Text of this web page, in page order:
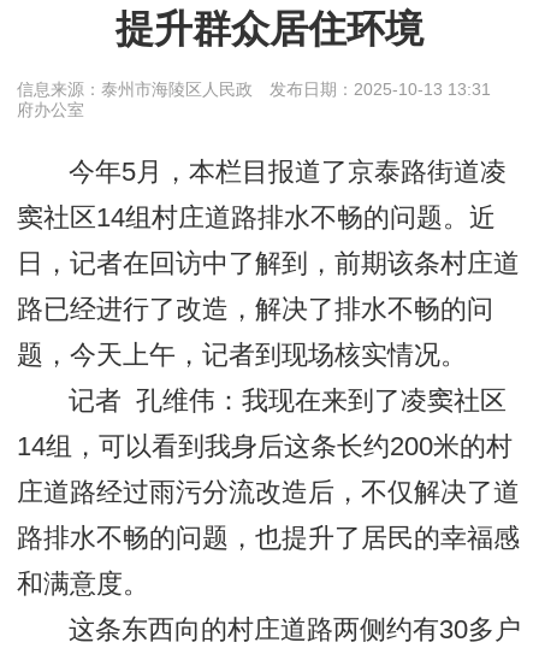
提升群众居住环境
信息来源：泰州市海陵区人民政
府办公室
发布日期：2025-10-13 13:31
今年5月，本栏目报道了京泰路街道凌
窦社区14组村庄道路排水不畅的问题。近
日，记者在回访中了解到，前期该条村庄道
路已经进行了改造，解决了排水不畅的问
题，今天上午，记者到现场核实情况。
记者 孔维伟：我现在来到了凌窦社区
14组，可以看到我身后这条长约200米的村
庄道路经过雨污分流改造后，不仅解决了道
路排水不畅的问题，也提升了居民的幸福感
和满意度。
这条东西向的村庄道路两侧约有30多户